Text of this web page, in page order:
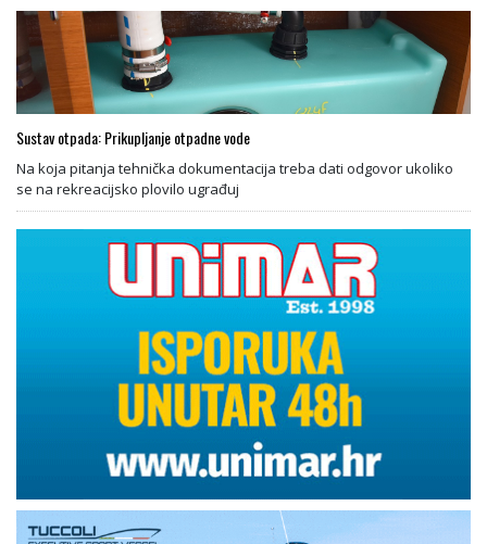
Sustav otpada: Prikupljanje otpadne vode
Na koja pitanja tehnička dokumentacija treba dati odgovor ukoliko
se na rekreacijsko plovilo ugrađuj